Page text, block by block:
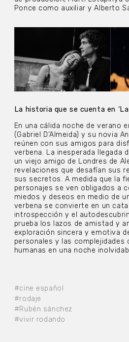
#cine español
#rodaje
#Rubén sánchez
#vivir rodando
Ponce como auxiliar y Alberto
La historia que se cuenta en ‘La
En una cálida noche de verano
(Gabriel D’Almeida) y su novia
reúnen con sus amigos para
verbena. La inesperada llegada
un viejo amigo de Londres de
revelaciones que desafían sus
sus secretos. A medida que la
personajes se ven obligados a
miedos y deseos en medio de
verbena se convierte en un
introspección y el
prueba los lazos de amistad y
exploración sincera y emotiva
personales y las complejidades
humanas en una noche